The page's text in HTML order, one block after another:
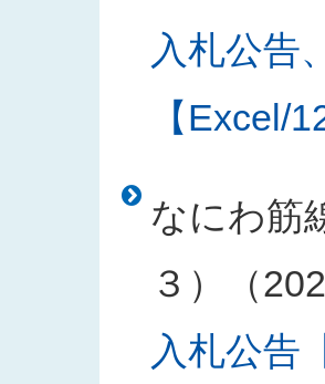
入札公告
【Excel/
なにわ筋
３）（
入札公告